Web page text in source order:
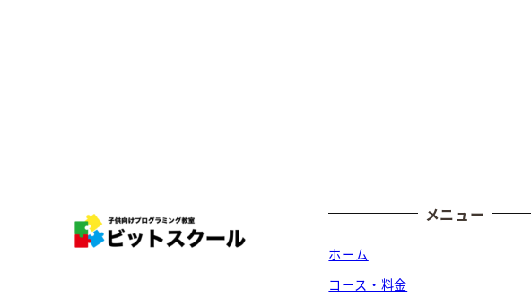
メニュー
ホーム
コース・料金